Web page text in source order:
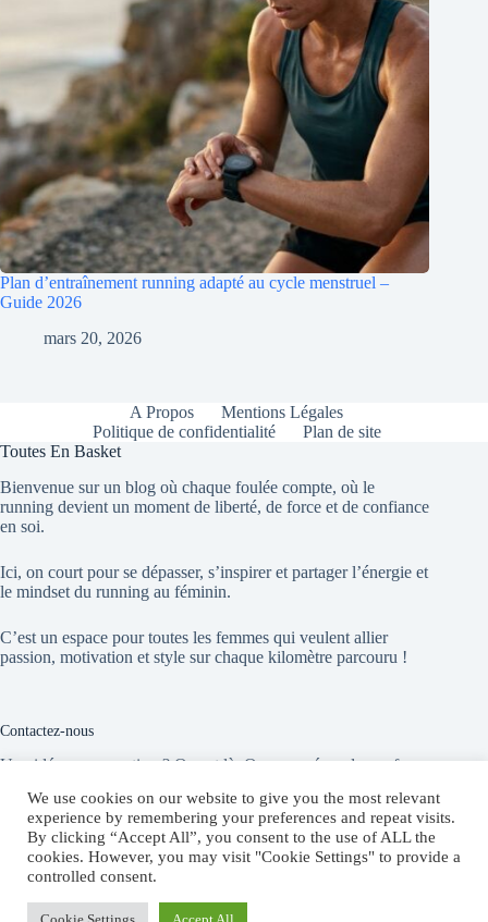
Plan d’entraînement running adapté au cycle menstruel –
Guide 2026
mars 20, 2026
A Propos
Mentions Légales
Politique de confidentialité
Plan de site
Toutes En Basket
Bienvenue sur un blog où chaque foulée compte, où le
running devient un moment de liberté, de force et de confiance
en soi.
Ici, on court pour se dépasser, s’inspirer et partager l’énergie et
le mindset du running au féminin.
C’est un espace pour toutes les femmes qui veulent allier
passion, motivation et style sur chaque kilomètre parcouru !
Contactez-nous
Une idée, une question ? On est là. On vous répond sans faux
Website:
toutesenbasket.com
contact@toutesenbasket.com
We use cookies on our website to give you the most relevant
experience by remembering your preferences and repeat visits.
By clicking “Accept All”, you consent to the use of ALL the
cookies. However, you may visit "Cookie Settings" to provide a
controlled consent.